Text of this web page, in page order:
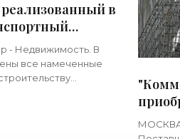
в
в мире -
- Недвижимость. В
все намеченные